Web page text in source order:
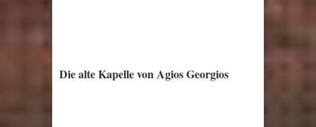
Die alte Kapelle von Agios Georgios